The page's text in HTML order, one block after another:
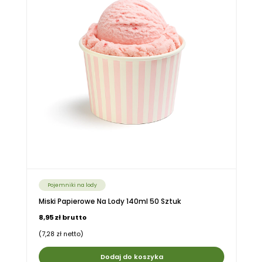
Pojemniki na lody
Miski Papierowe Na Lody 140ml 50 Sztuk
8,95 zł brutto
(7,28 zł netto)
Dodaj do koszyka